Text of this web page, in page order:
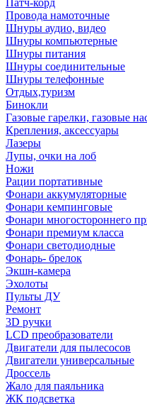
Патч-корд
Провода намоточные
Шнуры аудио, видео
Шнуры компьютерные
Шнуры питания
Шнуры соединительные
Шнуры телефонные
Отдых,туризм
Бинокли
Газовые гарелки, газовые
Крепления, аксессуары
Лазеры
Лупы, очки на лоб
Ножи
Рации портативные
Фонари аккумуляторные
Фонари кемпинговые
Фонари многостороннего
Фонари премиум класса
Фонари светодиодные
Фонарь- брелок
Экшн-камера
Эхолоты
Пульты ДУ
Ремонт
3D ручки
LCD преобразователи
Двигатели для пылесосов
Двигатели универсальные
Дроссель
Жало для паяльника
ЖК подсветка